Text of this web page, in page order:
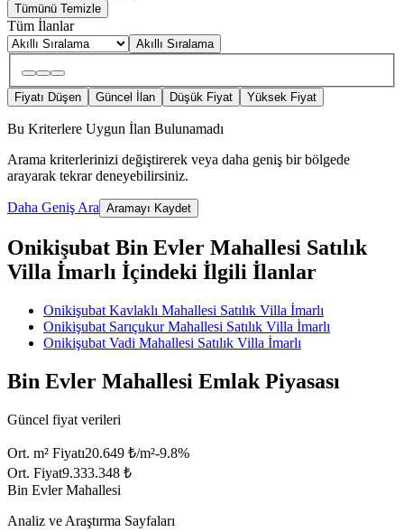
Tümünü Temizle
Tüm İlanlar
Akıllı Sıralama
Fiyatı Düşen Güncel İlan Düşük Fiyat Yüksek Fiyat
Bu Kriterlere Uygun İlan Bulunamadı
Arama kriterlerinizi değiştirerek veya daha geniş bir bölgede
arayarak tekrar deneyebilirsiniz.
Daha Geniş Ara Aramayı Kaydet
Onikişubat Bin Evler Mahallesi Satılık
Villa İmarlı İçindeki İlgili İlanlar
Onikişubat Kavlaklı Mahallesi Satılık Villa İmarlı
Onikişubat Sarıçukur Mahallesi Satılık Villa İmarlı
Onikişubat Vadi Mahallesi Satılık Villa İmarlı
Bin Evler Mahallesi Emlak Piyasası
Güncel fiyat verileri
Ort. m² Fiyatı20.649 ₺/m²-9.8%
Ort. Fiyat9.333.348 ₺
Bin Evler Mahallesi
Analiz ve Araştırma Sayfaları